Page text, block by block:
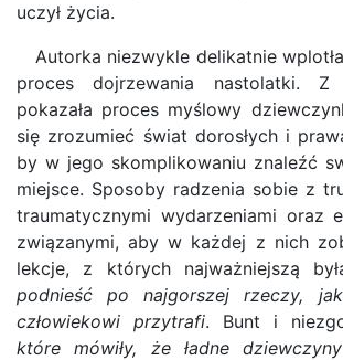
uczył życia.
Autorka niezwykle delikatnie
proces dojrzewania nastolatki. Z
pokazała proces myślowy
się zrozumieć świat dorosłych i
by w jego skomplikowaniu znaleźć
miejsce. Sposoby radzenia sobie z
traumatycznymi wydarzeniami oraz
związanymi, aby w każdej z nich
lekcje, z których najważniejszą
podnieść po najgorszej rzeczy,
człowiekowi przytrafi. Bunt i
które mówiły, że ładne